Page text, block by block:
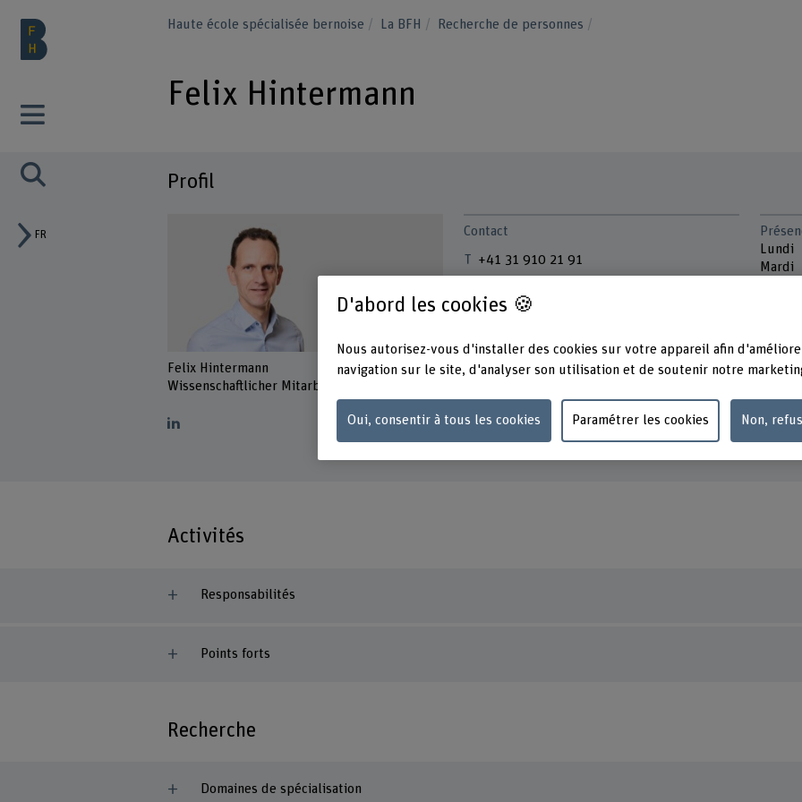
FR
Haute école spécialisée bernoise La BFH Recherche de personnes
Felix Hintermann
Profil
Felix Hintermann
Wissenschaftlicher Mitarbeiter
Contact
+41 31 910 21 91
Lundi
Mardi
Berner
Haute
3052
Activités
Responsabilités
Points forts
Recherche
Domaines de spécialisation
D'abord les cookies 🍪
Nous autorisez-vous d'installer des cookies sur votre appareil afin
navigation sur le site, d'analyser son utilisation et de soutenir notre
Oui, consentir à tous les cookies Paramétrer les cookies Non,